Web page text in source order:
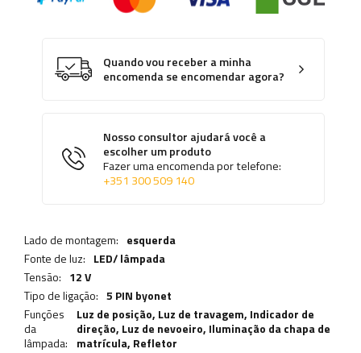
Quando vou receber a minha
encomenda se encomendar agora?
Nosso consultor ajudará você a
escolher um produto
Fazer uma encomenda por telefone:
+351 300 509 140
Lado de montagem: esquerda
Fonte de luz: LED/ lâmpada
Tensão: 12 V
Tipo de ligação: 5 PIN byonet
Funções
da
lâmpada:
Luz de posição, Luz de travagem, Indicador de
direção, Luz de nevoeiro, Iluminação da chapa de
matrícula, Refletor